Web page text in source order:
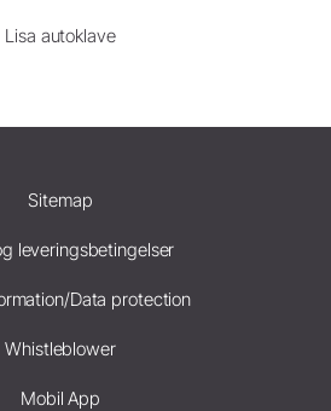
Lisa autoklave
Sitemap
leveringsbetingelser
Data protection
Whistleblower
Mobil App